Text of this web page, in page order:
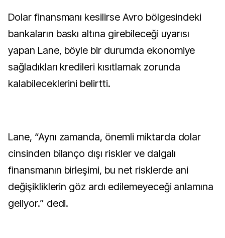
Dolar finansmanı kesilirse Avro bölgesindeki
bankaların baskı altına girebileceği uyarısı
yapan Lane, böyle bir durumda ekonomiye
sağladıkları kredileri kısıtlamak zorunda
kalabileceklerini belirtti.
Lane, “Aynı zamanda, önemli miktarda dolar
cinsinden bilanço dışı riskler ve dalgalı
finansmanın birleşimi, bu net risklerde ani
değişikliklerin göz ardı edilemeyeceği anlamına
geliyor.” dedi.